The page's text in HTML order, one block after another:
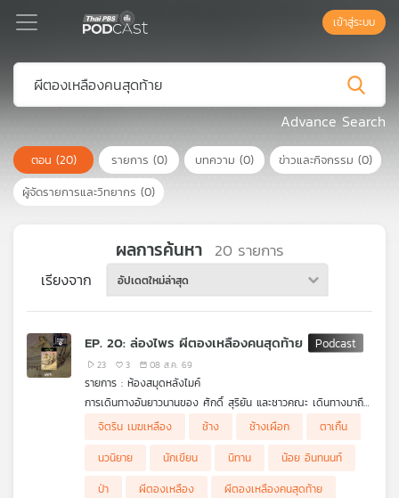
Podcast
เพล
ย์
ลิ
เพล
สต์
เข้าสู่ระบบ
Advance Search
ตอน (20) รายการ (0) บทความ (0) ข่าวและกิจกรรม (0)
ผู้จัดรายการและวิทยากร (0)
ผลการค้นหา 20 รายการ
เรียงจาก อัปเดตใหม่ล่าสุด
EP. 20: ล่องไพร ผีตองเหลืองคนสุดท้าย
23 3 08 ส.ค. 69
รายการ : ห้องสมุดหลังไมค์
การเดินทางอันยาวนานของ ศักดิ์ สุริยัน และชาวคณะ เดินทางมาถึง
บทสรุปแล้ว ตลอดเส้นทาง พวกเขาต้องเผชิญทั้งป่าลึก และอันตราย
รอบด้าน
ชะตากรรมของสองสามีภรรยาชาวเยอรมันจะลงเอยเช่นไร ความรักระ
หว่างร.อ.เรืองกับสีฟ้า ผีตองเหลืองคนสุดท้าย จะเป็นอย่างไรและบท
สรุปของการเดินทางครั้งนี้ จะเป็นไปตามที่ทุกคนคาดหวังหรือไม่
ติดตามใน ห้องสมุดหลังไมค์ ล่องไพร ผีตองเหลืองคนสุดท้าย EP
จิตริน เมฆเหลือง ช้าง ช้างเผือก
ตาเกิ้น
นวนิยาย
นักเขียน นิทาน
น้อย อินทนนท์
ป่า
ผีตองเหลือง
ผีตองเหลืองคนสุดท้าย